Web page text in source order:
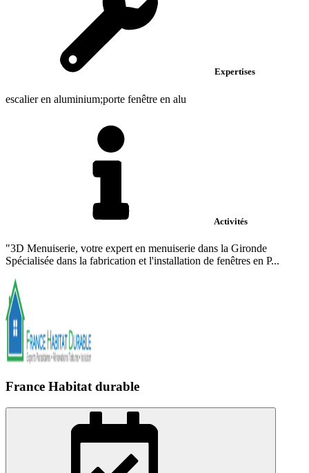
Expertises
escalier en aluminium;porte fenêtre en alu
Activités
"3D Menuiserie, votre expert en menuiserie dans la Gironde
Spécialisée dans la fabrication et l'installation de fenêtres en P...
France Habitat durable